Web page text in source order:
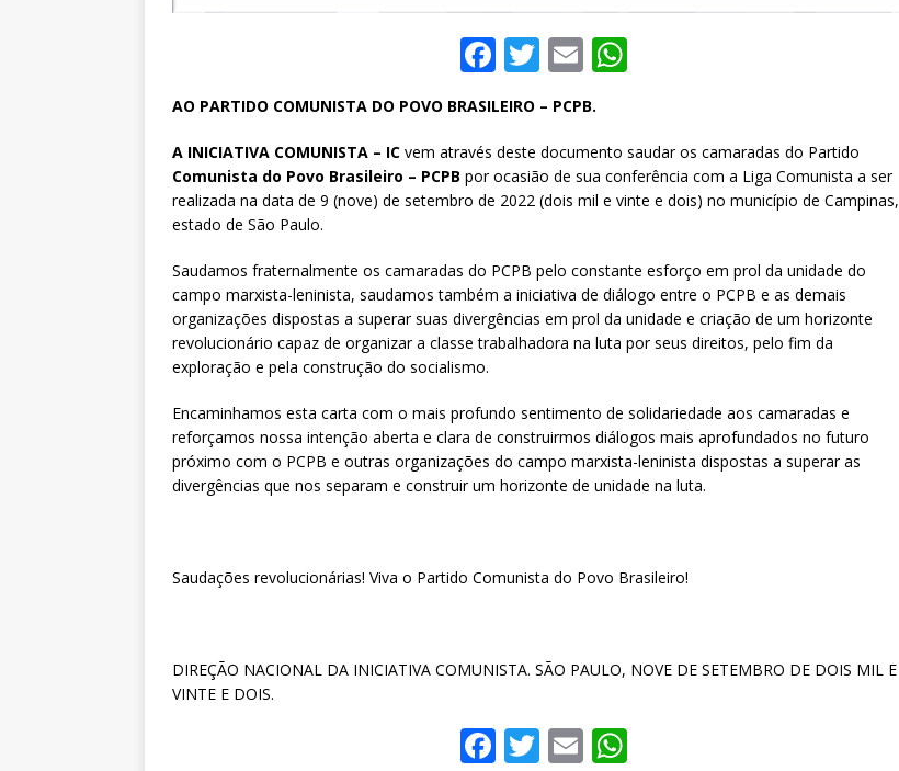
F
a
c
e
b
o
k
T
w
it
te
r
E
m
ai
l s
A
p
AO PARTIDO COMUNISTA DO POVO BRASILEIRO – PCPB.
A INICIATIVA COMUNISTA – IC vem através deste documento saudar os camaradas do Partido
Comunista do Povo Brasileiro – PCPB por ocasião de sua conferência com a Liga Comunista a ser
realizada na data de 9 (nove) de setembro de 2022 (dois mil e vinte e dois) no município de Campinas,
estado de São Paulo.
Saudamos fraternalmente os camaradas do PCPB pelo constante esforço em prol da unidade do
campo marxista-leninista, saudamos também a iniciativa de diálogo entre o PCPB e as demais
organizações dispostas a superar suas divergências em prol da unidade e criação de um horizonte
revolucionário capaz de organizar a classe trabalhadora na luta por seus direitos, pelo fim da
exploração e pela construção do socialismo.
Encaminhamos esta carta com o mais profundo sentimento de solidariedade aos camaradas e
reforçamos nossa intenção aberta e clara de construirmos diálogos mais aprofundados no futuro
próximo com o PCPB e outras organizações do campo marxista-leninista dispostas a superar as
divergências que nos separam e construir um horizonte de unidade na luta.
Saudações revolucionárias! Viva o Partido Comunista do Povo Brasileiro!
DIREÇÃO NACIONAL DA INICIATIVA COMUNISTA. SÃO PAULO, NOVE DE SETEMBRO DE DOIS MIL E
VINTE E DOIS.
F T E